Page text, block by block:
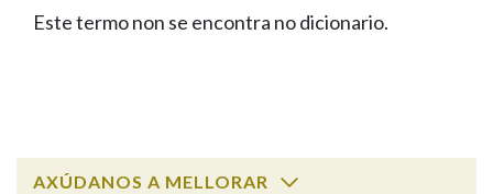
FIGURAS HOMENAXEADAS
PORTAL DAS PALABRAS
Facebook
TwitterYoutubeInstagram
Bluesky
BUSCAR NOS LEMAS
Remata por
Este termo non se encontra no dicionario.
AXÚDANOS A MELLORAR